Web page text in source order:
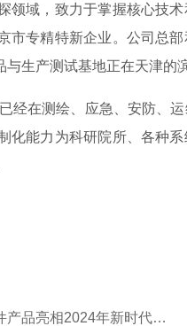
域，致力于掌握核心技术
市专精特新企业。公司总
生产测试基地正在天津的
经在测绘、应急、安防、
化能力为科研院所、各种
下一篇：海卓同创携国产化海洋探测、监测软硬件产品亮相2024年新时代海洋测量技术研讨会